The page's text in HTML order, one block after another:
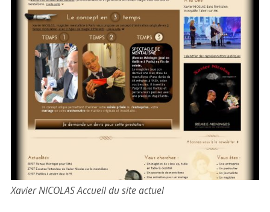
Xavier NICOLAS Accueil du site actuel